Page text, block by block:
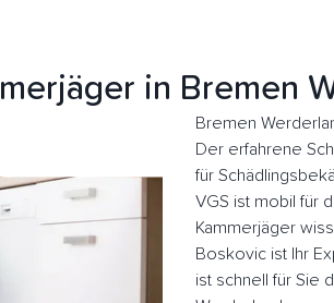
in Bremen
Bremen
Der erfahrene
für
VGS ist mobil für
Kammerjäger
Boskovic ist Ihr
ist schnell für Sie